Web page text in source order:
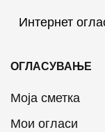
Интернет
ОГЛАСУВАЊЕ
Моја сметка
Мои огласи